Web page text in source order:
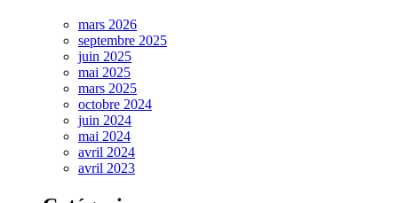
mars 2026
septembre 2025
juin 2025
mai 2025
mars 2025
octobre 2024
juin 2024
mai 2024
avril 2024
avril 2023